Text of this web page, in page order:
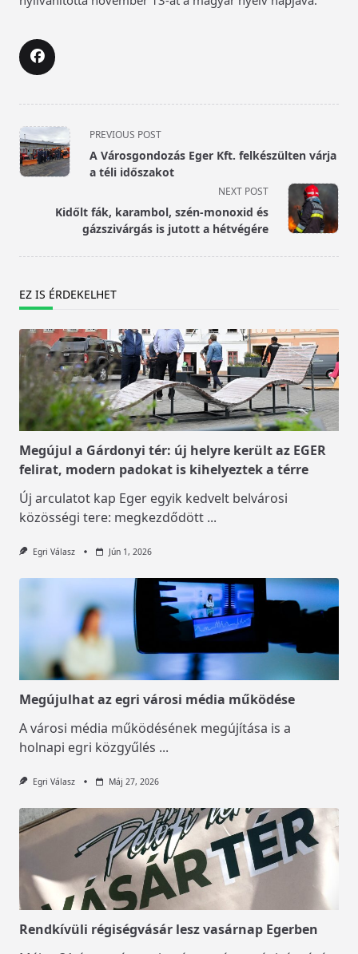
<span
class="nav-
subtitle
reader-
text">Page</span>
PREVIOUS POST
A Városgondozás Eger Kft. felkészülten várja
a téli időszakot
NEXT POST
Kidőlt fák, karambol, szén-monoxid és
gázszivárgás is jutott a hétvégére
EZ IS ÉRDEKELHET
Megújul a Gárdonyi tér: új helyre került az EGER
felirat, modern padokat is kihelyeztek a térre
Új arculatot kap Eger egyik kedvelt belvárosi
közösségi tere: megkezdődött ...
Egri Válasz Jún 1, 2026
Megújulhat az egri városi média működése
A városi média működésének megújítása is a
holnapi egri közgyűlés ...
Egri Válasz Máj 27, 2026
Rendkívüli régiségvásár lesz vasárnap Egerben